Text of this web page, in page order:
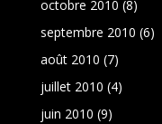
octobre 2010 (8)
septembre 2010 (6)
août 2010 (7)
juillet 2010 (4)
juin 2010 (9)